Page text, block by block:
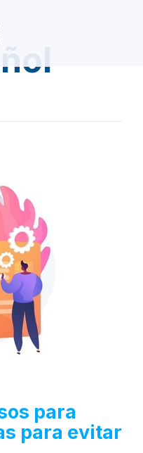
para
para evitar